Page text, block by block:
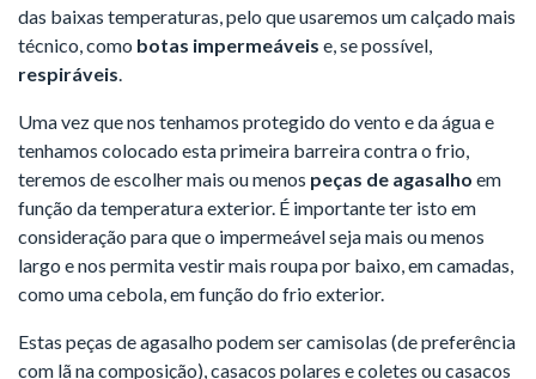
das baixas temperaturas, pelo que usaremos um calçado mais
técnico, como botas impermeáveis e, se possível,
respiráveis
Uma vez que nos tenhamos protegido do vento e da água e
tenhamos colocado esta primeira barreira contra o frio,
teremos de escolher mais ou menos peças de agasalho em
função da temperatura exterior. É importante ter isto em
consideração para que o impermeável seja mais ou menos
largo e nos permita vestir mais roupa por baixo, em camadas,
como uma cebola, em função do frio exterior.
Estas peças de agasalho podem ser camisolas (de preferência
com lã na composição), casacos polares e coletes ou casacos